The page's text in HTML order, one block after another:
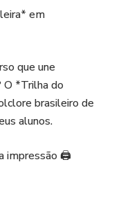
em
que une
O *Trilha do
brasileiro de
alunos.
impressão 🖨️